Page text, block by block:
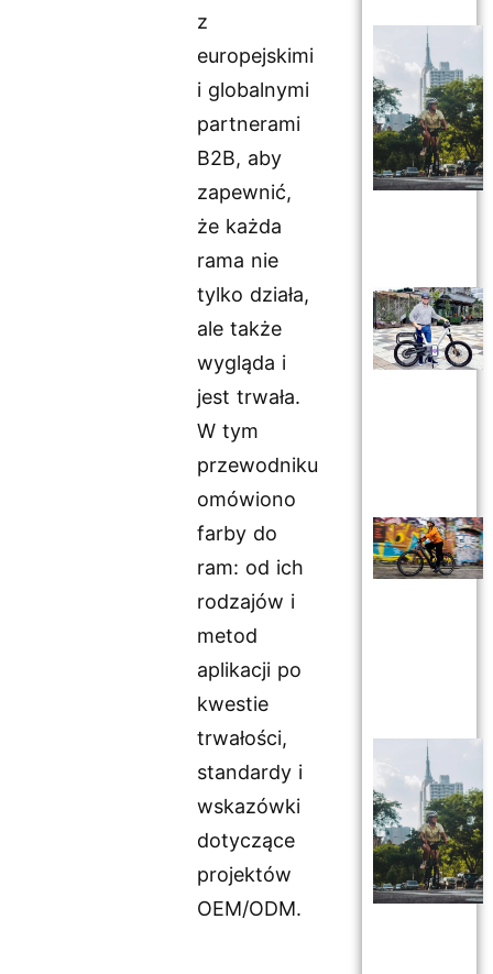
z
europejskimi
i globalnymi
partnerami
B2B, aby
zapewnić,
że każda
rama nie
tylko działa,
ale także
wygląda i
jest trwała.
W tym
przewodniku
omówiono
farby do
ram: od ich
rodzajów i
metod
aplikacji po
kwestie
trwałości,
standardy i
wskazówki
dotyczące
projektów
OEM/ODM.